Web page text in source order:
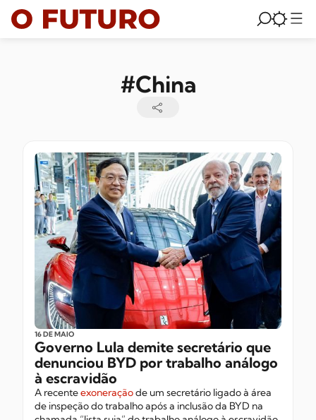
#China
16 DE MAIO
Governo Lula demite secretário que
denunciou BYD por trabalho análogo
à escravidão
A recenteexoneraçãode um secretário ligado à área
de inspeção do trabalho após a inclusão da BYD na